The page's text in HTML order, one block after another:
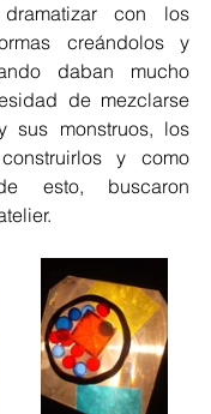
con los
creándolos y
daban mucho
de mezclarse
sus monstruos, los
y como
esto, buscaron